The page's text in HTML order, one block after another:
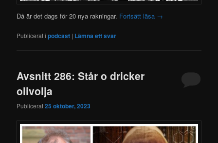
Då är det dags för 20 nya rakningar. Fortsätt läsa →
Publicerat i podcast | Lämna ett svar
Avsnitt 286: Står o dricker
olivolja
Publicerat25 oktober, 2023